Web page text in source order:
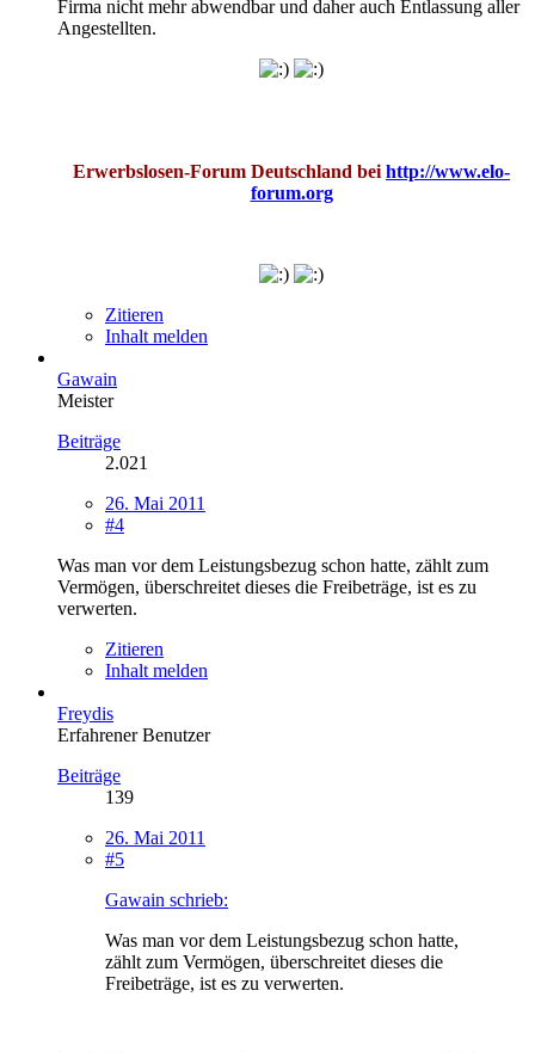
Firma nicht mehr abwendbar und daher auch Entlassung aller
Angestellten.
Erwerbslosen-Forum Deutschland bei http://www.elo-
forum.org
Zitieren
Inhalt melden
Gawain
Meister
Beiträge
2.021
26. Mai 2011
#4
Was man vor dem Leistungsbezug schon hatte, zählt zum
Vermögen, überschreitet dieses die Freibeträge, ist es zu
verwerten.
Zitieren
Inhalt melden
Freydis
Erfahrener Benutzer
Beiträge
139
26. Mai 2011
#5
Gawain schrieb:
Was man vor dem Leistungsbezug schon hatte,
zählt zum Vermögen, überschreitet dieses die
Freibeträge, ist es zu verwerten.